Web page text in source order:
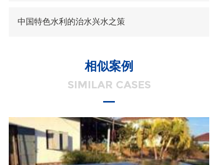
中国特色水利的治水兴水之策
相似案例
SIMILAR CASES